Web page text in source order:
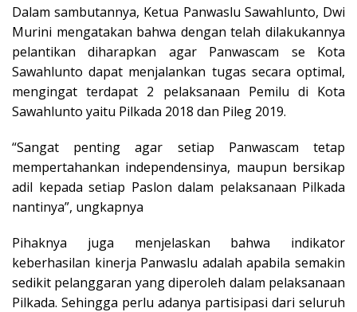
Dalam sambutannya, Ketua Panwaslu Sawahlunto, Dwi
Murini mengatakan bahwa dengan telah dilakukannya
pelantikan diharapkan agar Panwascam se Kota
Sawahlunto dapat menjalankan tugas secara optimal,
mengingat terdapat 2 pelaksanaan Pemilu di Kota
Sawahlunto yaitu Pilkada 2018 dan Pileg 2019.
“Sangat penting agar setiap Panwascam tetap
mempertahankan independensinya, maupun bersikap
adil kepada setiap Paslon dalam pelaksanaan Pilkada
nantinya”, ungkapnya
Pihaknya juga menjelaskan bahwa indikator
keberhasilan kinerja Panwaslu adalah apabila semakin
sedikit pelanggaran yang diperoleh dalam pelaksanaan
Pilkada. Sehingga perlu adanya partisipasi dari seluruh